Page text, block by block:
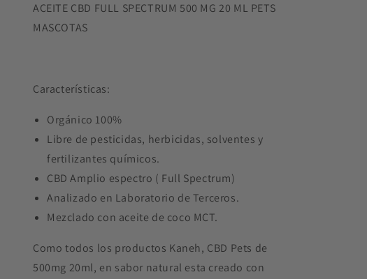
ACEITE CBD FULL SPECTRUM 500 MG 20 ML PETS
MASCOTAS
Características:
Orgánico 100%
Libre de pesticidas, herbicidas, solventes y
fertilizantes químicos.
CBD Amplio espectro ( Full Spectrum)
Analizado en Laboratorio de Terceros.
Mezclado con aceite de coco MCT.
Como todos los productos Kaneh, CBD Pets de
500mg 20ml, en sabor natural esta creado con